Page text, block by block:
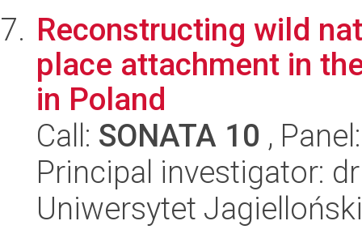
Reconstructing wild
place attachment in
in Poland
Call: SONATA 10 ,
Principal investigator:
Uniwersytet